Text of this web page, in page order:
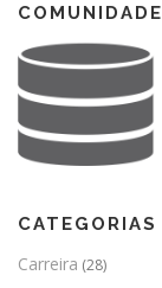
COMUNIDADE
CATEGORIAS
Carreira (28)